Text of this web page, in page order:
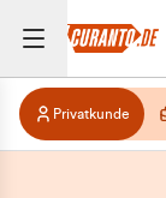
Privatkunde